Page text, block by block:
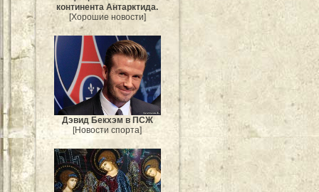
континента Антарктида.
[Хорошие новости]
Дэвид Бекхэм в ПСЖ
[Новости спорта]